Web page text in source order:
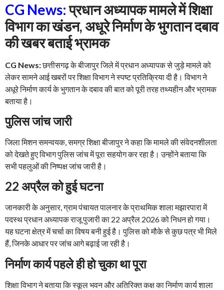
CG News:प्रधान अध्यापक मामले में शिक्षा
विभाग का खंडन, अधूरे निर्माण के भुगतान दबाव
की खबर बताई भ्रामक
CG News:छत्तीसगढ़ के बीजापुर जिले में प्रधान अध्यापक से जुड़े मामले को
लेकर सामने आई खबरों पर शिक्षा विभाग ने स्पष्ट प्रतिक्रिया दी है। विभाग ने
अधूरे निर्माण कार्य के भुगतान के दबाव की बात को पूरी तरह तथ्यहीन और भ्रामक
बताया है।
पुलिस जांच जारी
जिला मिशन समन्वयक, समग्र शिक्षा बीजापुर ने कहा कि मामले की संवेदनशीलता
को देखते हुए विभाग पुलिस जांच में पूरा सहयोग कर रहा है। उन्होंने बताया कि
सभी पहलुओं की निष्पक्ष जांच जारी है।
22 अप्रैल को हुई घटना
जानकारी के अनुसार, ग्राम पंचायत पालनार के प्राथमिक शाला मझारपारा में
पदस्थ प्रधान अध्यापक राजू पुजारी का 22 अप्रैल 2026 को निधन हो गया।
यह घटना क्षेत्र में चर्चा का विषय बनी हुई है। पुलिस को मौके से कुछ पत्र भी मिले
हैं, जिनके आधार पर जांच आगे बढ़ाई जा रही है।
निर्माण कार्य पहले ही हो चुका था पूरा
शिक्षा विभाग ने बताया कि स्कूल भवन और अतिरिक्त कक्ष का निर्माण कार्य शाला